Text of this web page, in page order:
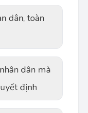
dân, toàn
dân mà
định